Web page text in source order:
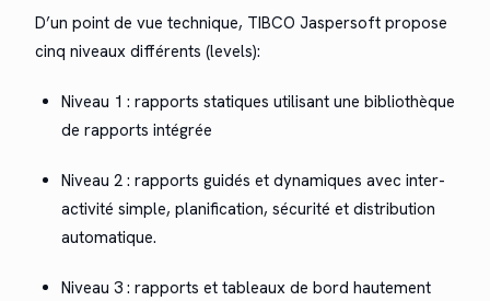
D’un point de vue tech­nique, TIBCO Jasper­soft pro­pose
cinq niveaux dif­férents (lev­els):
Niveau 1 : rap­ports sta­tiques util­isant une bib­lio­thèque
de rap­ports intégrée
Niveau 2 : rap­ports guidés et dynamiques avec inter­
ac­tiv­ité sim­ple, plan­i­fi­ca­tion, sécu­rité et dis­tri­b­u­tion
automatique.
Niveau 3 : rap­ports et tableaux de bord haute­ment